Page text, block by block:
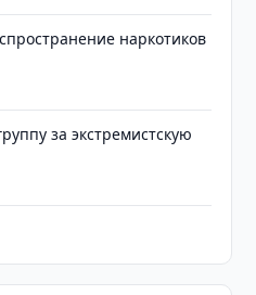
наркотиков
за экстремистскую